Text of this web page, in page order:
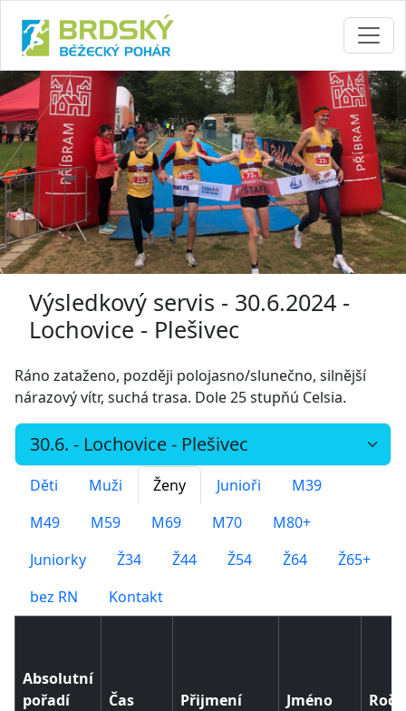
Výsledkový servis - 30.6.2024 -
Lochovice - Plešivec
Ráno zataženo, později polojasno/slunečno, silnější
nárazový vítr, suchá trasa. Dole 25 stupňú Celsia.
Děti Muži Ženy Junioři
M39
M49
M59 M69 M70
M80+
Juniorky
Ž34 Ž44 Ž54 Ž64
Ž65+
bez RN
Kontakt
Absolutní
pořadí
Čas Přijmení Jméno